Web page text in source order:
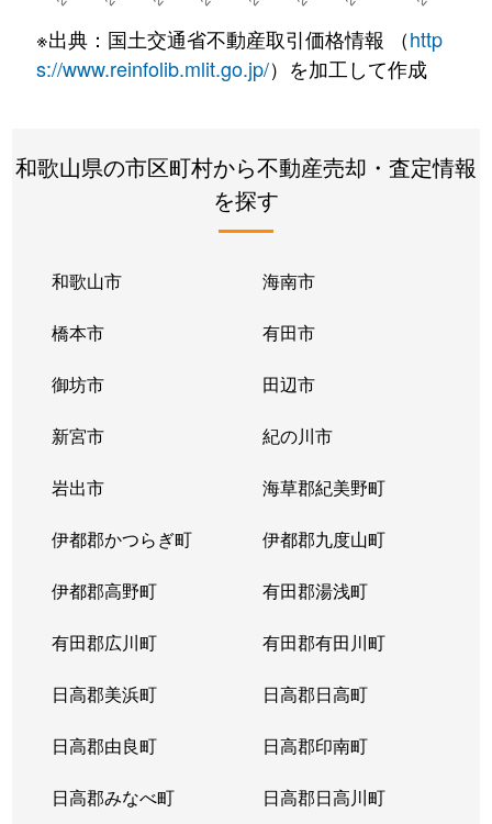
※出典：国土交通省不動産取引価格情報 （http
s://www.reinfolib.mlit.go.jp/）を加工して作成
和歌山県の市区町村から不動産売却・査定情報
を探す
和歌山市 海南市
橋本市 有田市
御坊市 田辺市
新宮市 紀の川市
岩出市 海草郡紀美野町
伊都郡かつらぎ町 伊都郡九度山町
伊都郡高野町 有田郡湯浅町
有田郡広川町 有田郡有田川町
日高郡美浜町 日高郡日高町
日高郡由良町 日高郡印南町
日高郡みなべ町 日高郡日高川町